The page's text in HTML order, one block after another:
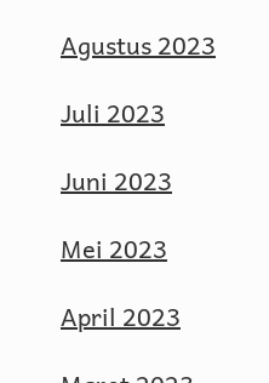
Agustus 2023
Juli 2023
Juni 2023
Mei 2023
April 2023